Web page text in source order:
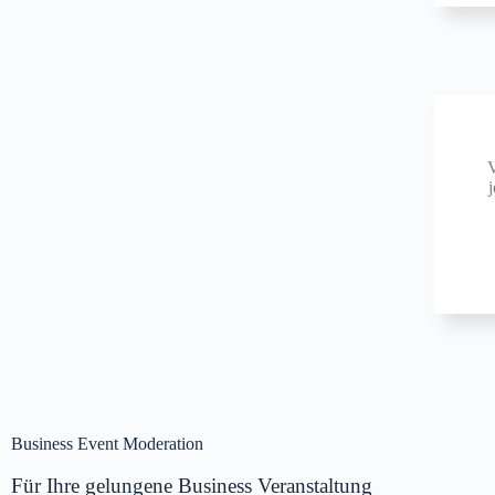
Business Event Moderation
Für Ihre gelungene Business Veranstaltung